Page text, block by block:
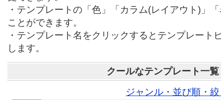
・テンプレートの「色」「カラム(レイアウト)」
ことができます。
・テンプレート名をクリックするとテンプレート
します。
クールなテンプレート一覧
ジャンル・並び順・